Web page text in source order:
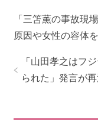
「 三笘薫の事故現
原因や女性の容体
「 山田孝之はフ
られた」発言が